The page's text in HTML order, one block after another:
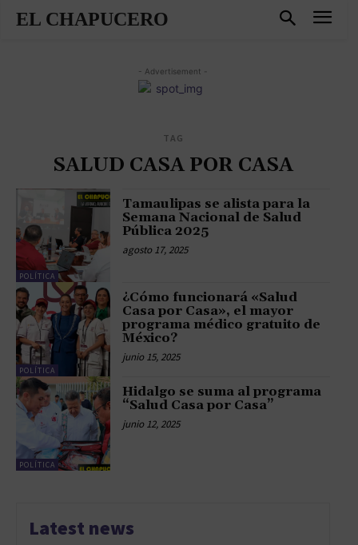
EL CHAPUCERO
- Advertisement -
TAG
SALUD CASA POR CASA
POLÍTICA
Tamaulipas se alista para la
Semana Nacional de Salud
Pública 2025
agosto 17, 2025
POLÍTICA
¿Cómo funcionará «Salud
Casa por Casa», el mayor
programa médico gratuito de
México?
junio 15, 2025
POLÍTICA
Hidalgo se suma al programa
“Salud Casa por Casa”
junio 12, 2025
Latest news